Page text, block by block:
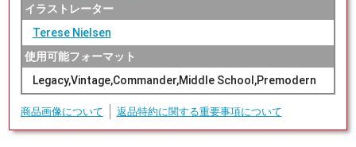
イラストレーター
Terese Nielsen
使用可能フォーマット
Legacy,Vintage,Commander,Middle School,Premodern
商品画像について 返品特約に関する重要事項について